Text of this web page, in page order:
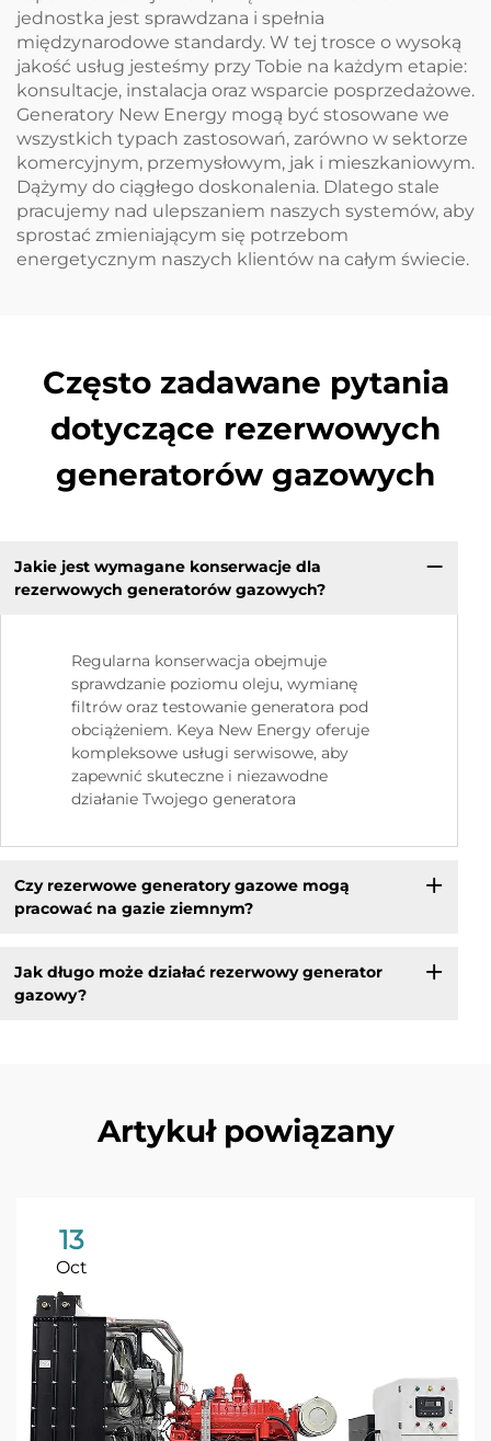
jednostka jest sprawdzana i spełnia
międzynarodowe standardy. W tej trosce o wysoką
jakość usług jesteśmy przy Tobie na każdym etapie:
konsultacje, instalacja oraz wsparcie posprzedażowe.
Generatory New Energy mogą być stosowane we
wszystkich typach zastosowań, zarówno w sektorze
komercyjnym, przemysłowym, jak i mieszkaniowym.
Dążymy do ciągłego doskonalenia. Dlatego stale
pracujemy nad ulepszaniem naszych systemów, aby
sprostać zmieniającym się potrzebom
energetycznym naszych klientów na całym świecie.
Często zadawane pytania
dotyczące rezerwowych
generatorów gazowych
Jakie jest wymagane konserwacje dla
rezerwowych generatorów gazowych?
Regularna konserwacja obejmuje
sprawdzanie poziomu oleju, wymianę
filtrów oraz testowanie generatora pod
obciążeniem. Keya New Energy oferuje
kompleksowe usługi serwisowe, aby
zapewnić skuteczne i niezawodne
działanie Twojego generatora
Czy rezerwowe generatory gazowe mogą
pracować na gazie ziemnym?
Jak długo może działać rezerwowy generator
gazowy?
Artykuł powiązany
13
Oct